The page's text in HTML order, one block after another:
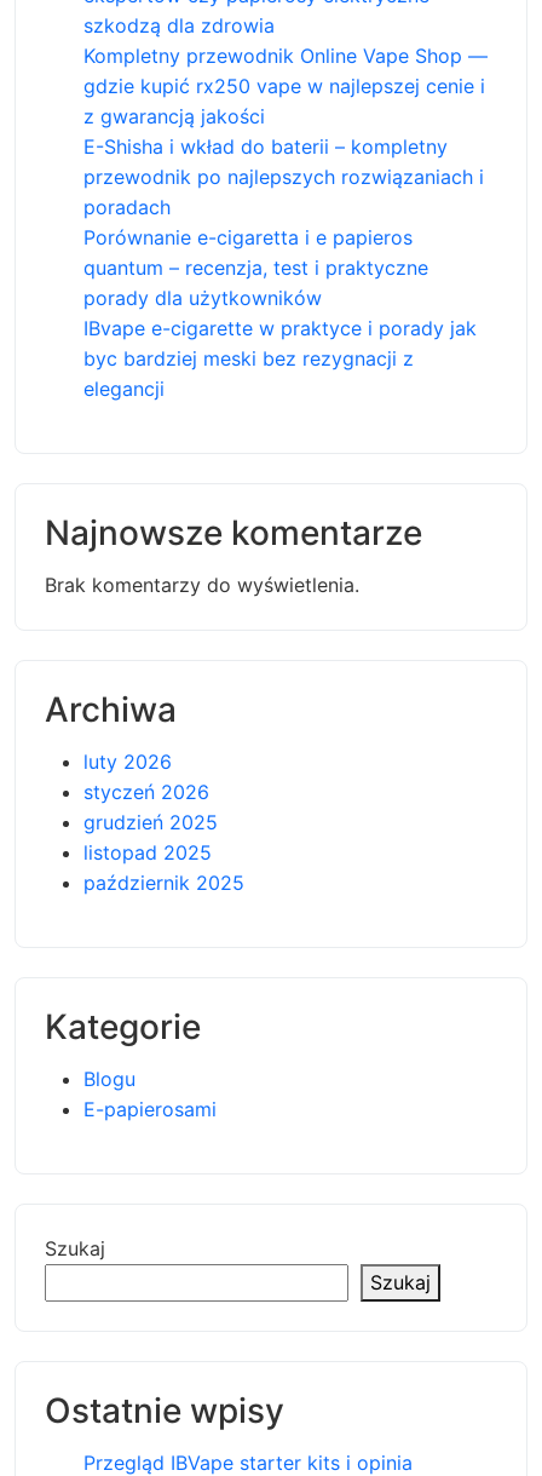
szkodzą dla zdrowia
Kompletny przewodnik Online Vape Shop —
gdzie kupić rx250 vape w najlepszej cenie i
z gwarancją jakości
E-Shisha i wkład do baterii – kompletny
przewodnik po najlepszych rozwiązaniach i
poradach
Porównanie e-cigaretta i e papieros
quantum – recenzja, test i praktyczne
porady dla użytkowników
IBvape e-cigarette w praktyce i porady jak
byc bardziej meski bez rezygnacji z
elegancji
Najnowsze komentarze
Brak komentarzy do wyświetlenia.
Archiwa
luty 2026
styczeń 2026
grudzień 2025
listopad 2025
październik 2025
Kategorie
Blogu
E-papierosami
Szukaj
Szukaj
Ostatnie wpisy
Przegląd IBVape starter kits i opinia